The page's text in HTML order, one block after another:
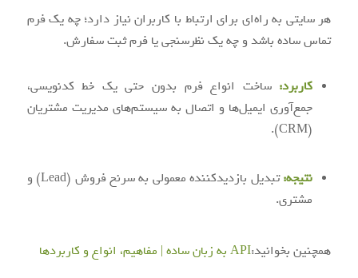
هر سایتی به راه‌ای برای ارتباط با کاربران نیاز دارد؛ چه یک فرم
تماس ساده باشد و چه یک نظرسنجی یا فرم ثبت سفارش.
کاربرد: ساخت انواع فرم بدون حتی یک خط کدنویسی،
جمع‌آوری ایمیل‌ها و اتصال به سیستم‌های مدیریت مشتریان
(CRM).
نتیجه:
تبدیل بازدیدکننده معمولی به سرنخ فروش (Lead) و
مشتری.
همچنین بخوانید:API به زبان ساده | مفاهیم، انواع و کاربردها